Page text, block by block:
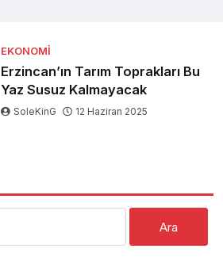
EKONOMI
Erzincan’ın Tarım Toprakları Bu
Yaz Susuz Kalmayacak
SoleKinG 12 Haziran 2025